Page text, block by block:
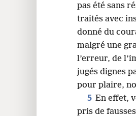
pas été sans
traités avec
donné du
malgré une
l’erreur, de
jugés dignes
pour plaire,
5 En effet,
pris de